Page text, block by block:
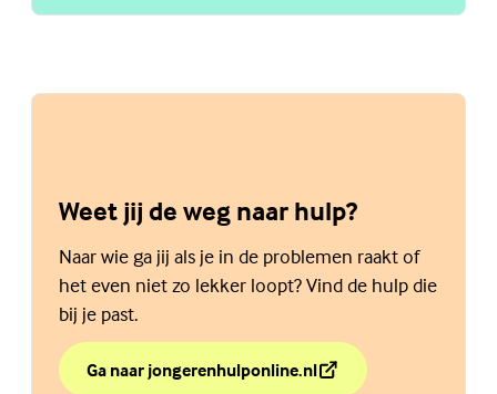
Weet jij de weg naar hulp?
Naar wie ga jij als je in de problemen raakt of
het even niet zo lekker loopt? Vind de hulp die
bij je past.
Ga naar jongerenhulponline.nl
over Weet jij de weg naar hulp?
(Externe link)